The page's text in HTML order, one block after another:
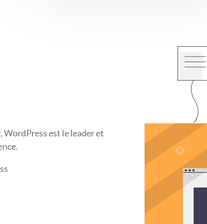
WordPress est le leader et